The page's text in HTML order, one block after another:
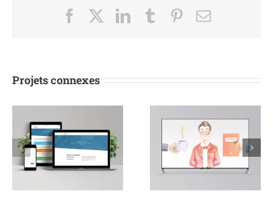
FacebookLinkedInTumblrPinterest
Email
Projets connexes
Vidéo Logiciel
Multi Path
Vidéo Congrès
Vins de Bordeaux